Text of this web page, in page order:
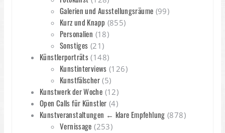
Galerien und Ausstellungsräume (99)
Kurz und Knapp (855)
Personalien (18)
Sonstiges (21)
Künstlerporträts (148)
Kunstinterviews (126)
Kunstfälscher(5)
Kunstwerk der Woche (12)
Open Calls für Künstler (4)
Kunstveranstaltungen ← klare Empfehlung (878)
Vernissage (253)